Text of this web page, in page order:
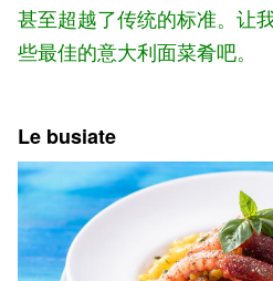
甚至超越了传统的标准。让
些最佳的意大利面菜肴吧。
Le busiate